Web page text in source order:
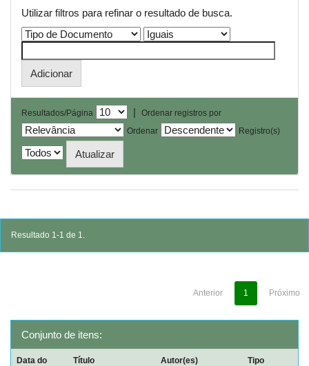
Utilizar filtros para refinar o resultado de busca.
Resultados/Página |
Ordenar registros por
Ordenar
Registro(s)
Resultado 1-1 de 1.
Anterior 1 Próximo
Conjunto de itens:
Data do
Título Autor(es) Tipo